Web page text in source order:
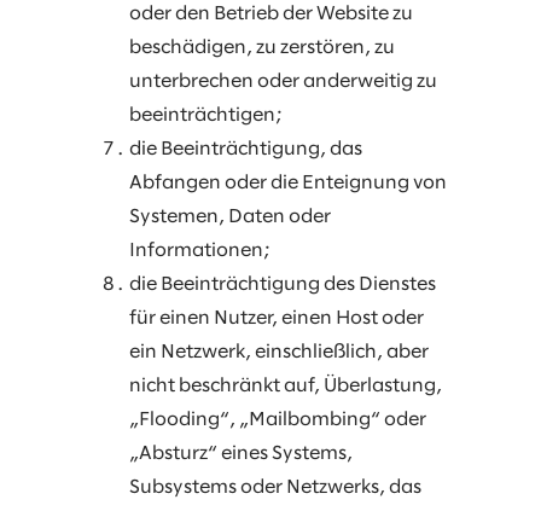
oder den Betrieb der Website zu
beschädigen, zu zerstören, zu
unterbrechen oder anderweitig zu
beeinträchtigen;
die Beeinträchtigung, das
Abfangen oder die Enteignung von
Systemen, Daten oder
Informationen;
die Beeinträchtigung des Dienstes
für einen Nutzer, einen Host oder
ein Netzwerk, einschließlich, aber
nicht beschränkt auf, Überlastung,
„Flooding“, „Mailbombing“ oder
„Absturz“ eines Systems,
Subsystems oder Netzwerks, das